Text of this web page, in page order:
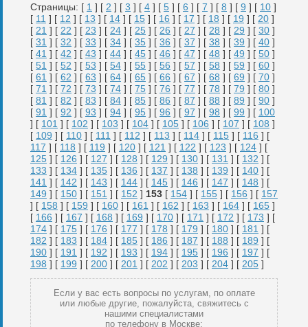
Страницы: [ 1 ] [ 2 ] [ 3 ] [ 4 ] [ 5 ] [ 6 ] [ 7 ] [ 8 ] [ 9 ] [ 10 ]
[ 11 ] [ 12 ] [ 13 ] [ 14 ] [ 15 ] [ 16 ] [ 17 ] [ 18 ] [ 19 ] [ 20 ]
[ 21 ] [ 22 ] [ 23 ] [ 24 ] [ 25 ] [ 26 ] [ 27 ] [ 28 ] [ 29 ] [ 30 ]
[ 31 ] [ 32 ] [ 33 ] [ 34 ] [ 35 ] [ 36 ] [ 37 ] [ 38 ] [ 39 ] [ 40 ]
[ 41 ] [ 42 ] [ 43 ] [ 44 ] [ 45 ] [ 46 ] [ 47 ] [ 48 ] [ 49 ] [ 50 ]
[ 51 ] [ 52 ] [ 53 ] [ 54 ] [ 55 ] [ 56 ] [ 57 ] [ 58 ] [ 59 ] [ 60 ]
[ 61 ] [ 62 ] [ 63 ] [ 64 ] [ 65 ] [ 66 ] [ 67 ] [ 68 ] [ 69 ] [ 70 ]
[ 71 ] [ 72 ] [ 73 ] [ 74 ] [ 75 ] [ 76 ] [ 77 ] [ 78 ] [ 79 ] [ 80 ]
[ 81 ] [ 82 ] [ 83 ] [ 84 ] [ 85 ] [ 86 ] [ 87 ] [ 88 ] [ 89 ] [ 90 ]
[ 91 ] [ 92 ] [ 93 ] [ 94 ] [ 95 ] [ 96 ] [ 97 ] [ 98 ] [ 99 ] [ 100
] [ 101 ] [ 102 ] [ 103 ] [ 104 ] [ 105 ] [ 106 ] [ 107 ] [ 108 ]
[ 109 ] [ 110 ] [ 111 ] [ 112 ] [ 113 ] [ 114 ] [ 115 ] [ 116 ] [
117 ] [ 118 ] [ 119 ] [ 120 ] [ 121 ] [ 122 ] [ 123 ] [ 124 ] [
125 ] [ 126 ] [ 127 ] [ 128 ] [ 129 ] [ 130 ] [ 131 ] [ 132 ] [
133 ] [ 134 ] [ 135 ] [ 136 ] [ 137 ] [ 138 ] [ 139 ] [ 140 ] [
141 ] [ 142 ] [ 143 ] [ 144 ] [ 145 ] [ 146 ] [ 147 ] [ 148 ] [
149 ] [ 150 ] [ 151 ] [ 152 ] 153 [ 154 ] [ 155 ] [ 156 ] [ 157
] [ 158 ] [ 159 ] [ 160 ] [ 161 ] [ 162 ] [ 163 ] [ 164 ] [ 165 ]
[ 166 ] [ 167 ] [ 168 ] [ 169 ] [ 170 ] [ 171 ] [ 172 ] [ 173 ] [
174 ] [ 175 ] [ 176 ] [ 177 ] [ 178 ] [ 179 ] [ 180 ] [ 181 ] [
182 ] [ 183 ] [ 184 ] [ 185 ] [ 186 ] [ 187 ] [ 188 ] [ 189 ] [
190 ] [ 191 ] [ 192 ] [ 193 ] [ 194 ] [ 195 ] [ 196 ] [ 197 ] [
198 ] [ 199 ] [ 200 ] [ 201 ] [ 202 ] [ 203 ] [ 204 ] [ 205 ]
Если у вас есть вопросы по услугам, по оплате
или любые другие, пожалуйста, свяжитесь с
нашими специалистами
по телефону в Москве: